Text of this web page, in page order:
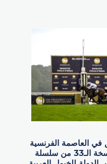
العاصمة الفرنسية
باريس انطلاقة أوروبية مدوية للنسخة الـ33 من سلسلة